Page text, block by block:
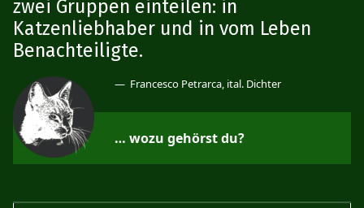
zwei Gruppen einteilen: in
Katzenliebhaber und in vom Leben
Benachteiligte.
Francesco Petrarca, ital. Dichter
… wozu gehörst du?